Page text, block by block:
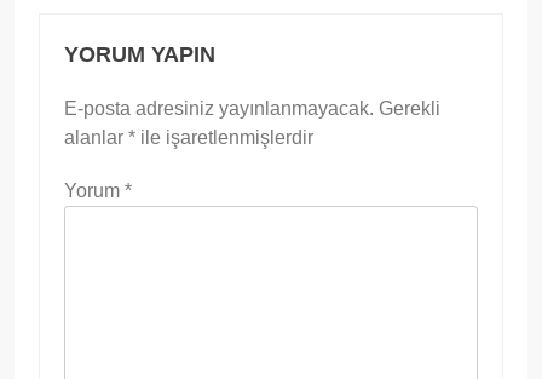
YORUM YAPIN
E-posta adresiniz yayınlanmayacak. Gerekli
alanlar * ile işaretlenmişlerdir
Yorum *